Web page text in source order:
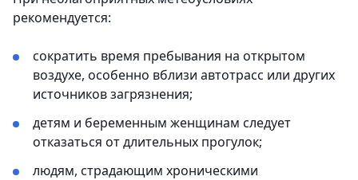
рекомендуется:
сократить время пребывания на открытом
воздухе, особенно вблизи автотрасс или других
источников загрязнения;
детям и беременным женщинам следует
отказаться от длительных прогулок;
людям, страдающим хроническими